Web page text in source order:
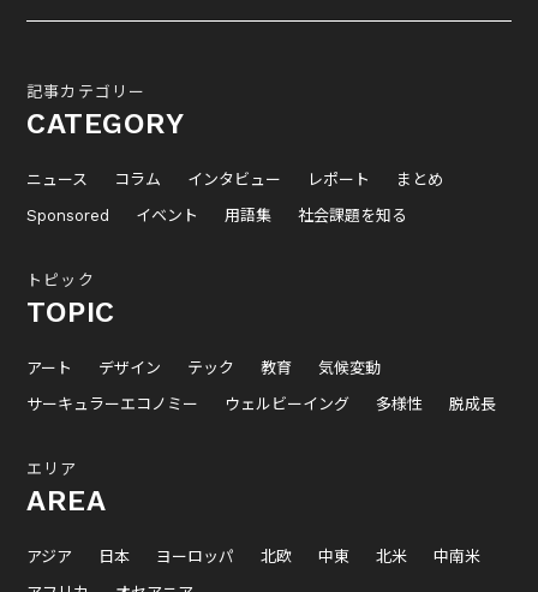
記事カテゴリー
CATEGORY
ニュース コラム インタビュー レポート
まとめ
Sponsored
イベント 用語集 社会課題を知る
トピック
TOPIC
アート デザイン テック 教育
気候変動
サーキュラーエコノミー
ウェルビーイング 多様性 脱成長
エリア
AREA
アジア 日本 ヨーロッパ 北欧 中東 北米
中南米